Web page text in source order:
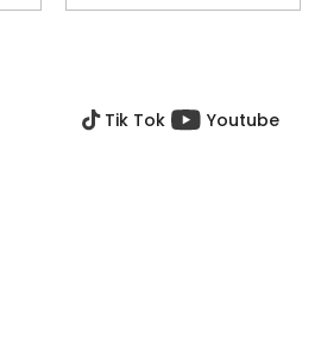
Tik Tok Youtube